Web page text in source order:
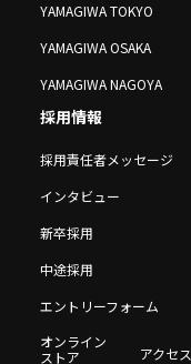
YAMAGIWA TOKYO
YAMAGIWA OSAKA
YAMAGIWA NAGOYA
採用情報
採用責任者メッセージ
インタビュー
新卒採用
中途採用
エントリーフォーム
オンライン
ストア
アクセス